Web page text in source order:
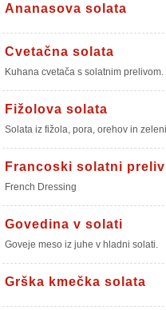
Ananasova solata
Cvetačna solata
Kuhana cvetača s solatnim prelivom.
Fižolova solata
Solata iz fižola, pora, orehov in
Francoski solatni preliv
French Dressing
Govedina v solati
Goveje meso iz juhe v hladni solati.
Grška kmečka solata